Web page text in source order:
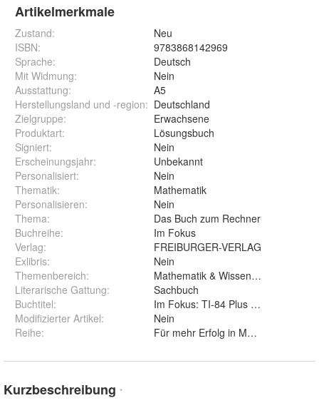
Artikelmerkmale
Zustand:
Neu
ISBN:
9783868142969
Sprache:
Deutsch
Mit Widmung:
Nein
Ausstattung:
A5
Herstellungsland und -region: Deutschland
Zielgruppe:
Erwachsene
Produktart:
Lösungsbuch
Signiert:
Nein
Erscheinungsjahr:
Unbekannt
Personalisiert:
Nein
Thematik:
Mathematik
Personalisieren:
Nein
Thema:
Das Buch zum Rechner
Buchreihe:
Im Fokus
Verlag:
FREIBURGER-VERLAG
Exlibris:
Nein
Themenbereich:
Mathematik & Wissenschaft
Literarische Gattung:
Sachbuch
Buchtitel:
Im Fokus: TI-84 Plus Serie
Modifizierter Artikel:
Nein
Reihe: Für mehr Erfolg in Mathe
Kurzbeschreibung *